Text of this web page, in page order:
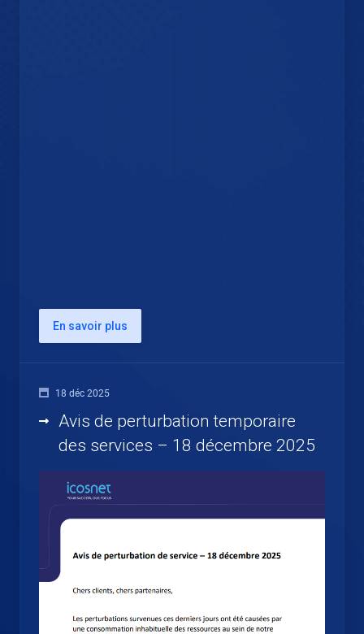
En savoir plus
18 déc 2025
Avis de perturbation temporaire
des services – 18 décembre 2025